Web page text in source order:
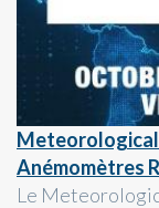
Meteorological
Anémomètres
Le